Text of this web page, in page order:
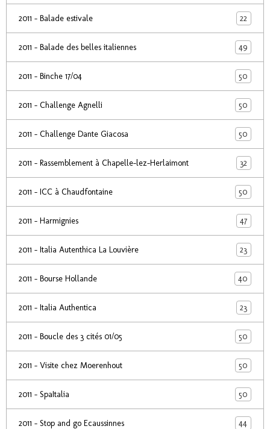
2011 - Balade estivale 22
2011 - Balade des belles italiennes 49
2011 - Binche 17/04 50
2011 - Challenge Agnelli 50
2011 - Challenge Dante Giacosa 50
2011 - Rassemblement à Chapelle-lez-Herlaimont 32
2011 - ICC à Chaudfontaine 50
2011 - Harmignies 47
2011 - Italia Autenthica La Louvière 23
2011 - Bourse Hollande 40
2011 - Italia Authentica 23
2011 - Boucle des 3 cités 01/05 50
2011 - Visite chez Moerenhout 50
2011 - SpaItalia 50
2011 - Stop and go Ecaussinnes 44